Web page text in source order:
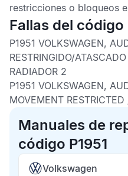
restricciones o bloqueos
Fallas del código
P1951 VOLKSWAGEN,
RESTRINGIDO/
RADIADOR 2
P1951 VOLKSWAGEN,
MOVEMENT
Manuales de
código P1951
Volkswagen